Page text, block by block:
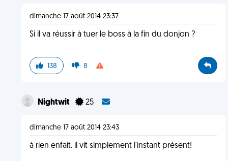
dimanche 17 août 2014 23:37
Si il va réussir à tuer le boss à la fin du donjon ?
138 8
Nightwit 25
dimanche 17 août 2014 23:43
à rien enfait. il vit simplement l'instant présent!